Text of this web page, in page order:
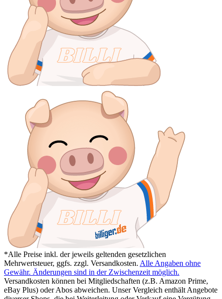
*Alle Preise inkl. der jeweils geltenden gesetzlichen
Mehrwertsteuer, ggfs. zzgl. Versandkosten. Alle Angaben ohne
Gewähr. Änderungen sind in der Zwischenzeit möglich.
Versandkosten können bei Mitgliedschaften (z.B. Amazon Prime,
eBay Plus) oder Abos abweichen. Unser Vergleich enthält Angebote